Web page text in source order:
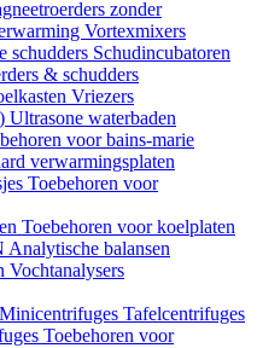
zonder
Vortexmixers
schudders Schudincubatoren
& schudders
Vriezers
Ultrasone waterbaden
voor bains-marie
verwarmingsplaten
Toebehoren voor
Toebehoren voor koelplaten
Analytische balansen
Vochtanalysers
Minicentrifuges Tafelcentrifuges
Toebehoren voor